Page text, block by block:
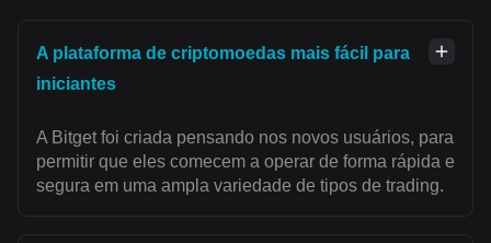
A plataforma de criptomoedas mais fácil para
iniciantes
A Bitget foi criada pensando nos novos usuários, para
permitir que eles comecem a operar de forma rápida e
segura em uma ampla variedade de tipos de trading.